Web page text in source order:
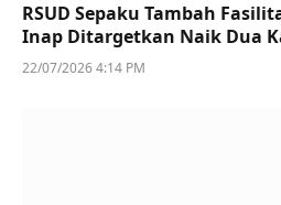
RSUD Sepaku Tambah
Inap Ditargetkan Naik Dua
22/07/2026 4:14 PM